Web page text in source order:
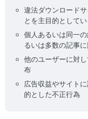
違法ダウンロード
とを主目的としてい
個人あるいは同一
るいは多数の記事
他のユーザーに対
布
広告収益やサイト
的とした不正行為